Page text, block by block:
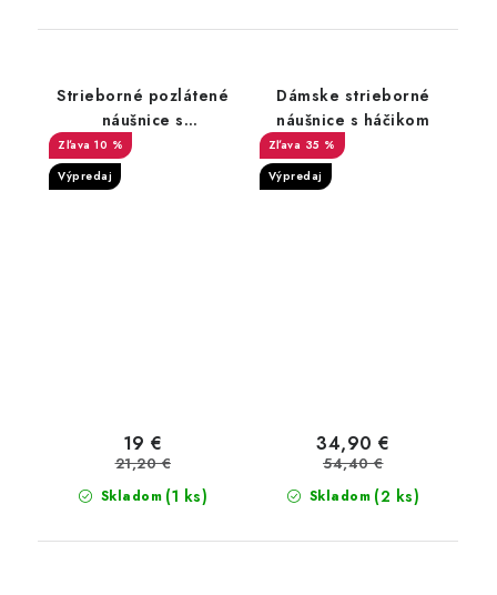
Strieborné pozlátené
náušnice s
hviezdičkami
10 %
Výpredaj
Skladom (1 ks)
19 €
21,20 €
Dámske strieborné
náušnice s háčikom
35 %
Výpredaj
Skladom (2 ks)
34,90 €
54,40 €